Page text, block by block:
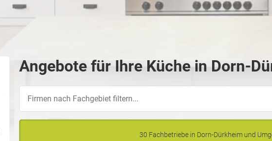
Angebote für Ihre Küche in Dorn-
30 Fachbetriebe in Dorn-Dürkheim und